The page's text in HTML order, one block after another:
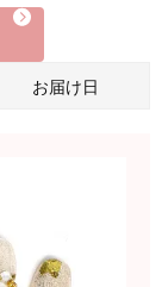
お届け日